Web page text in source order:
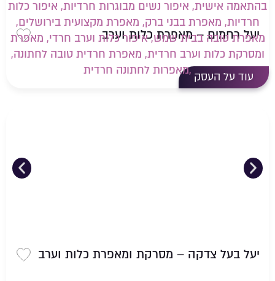
יעל רחמים – מאפרת כלות וערב
עוד על העסק
יעל בעל צדקה – מסרקת ומאפרת כלות וערב